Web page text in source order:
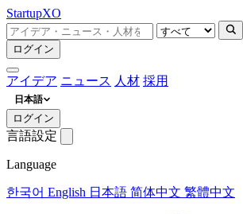
StartupXO
ログイン
アイデア ニュース 人材 採用
日本語
ログイン
言語設定
Language
한국어 English 日本語 简体中文 繁體中文